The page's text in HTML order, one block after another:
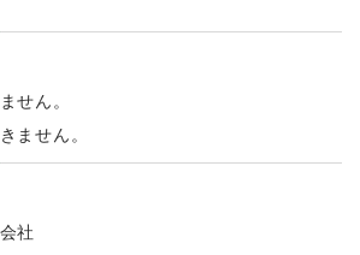
せん。
ません。
社